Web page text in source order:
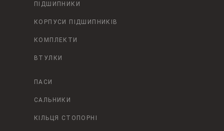
ПІДШИПНИКИ
КОРПУСИ ПІДШИПНИКІВ
КОМПЛЕКТИ
ВТУЛКИ
ПАСИ
САЛЬНИКИ
КІЛЬЦЯ СТОПОРНІ